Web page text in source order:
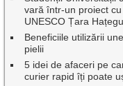
vară într-un proiect
UNESCO Țara
Beneficiile utilizării
pielii
5 idei de afaceri pe
curier rapid îți poate